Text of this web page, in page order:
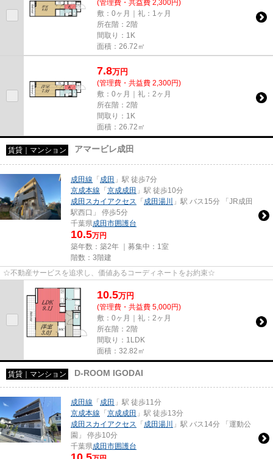
(管理費・共益費 2,300円)
敷：0ヶ月｜礼：1ヶ月
所在階：2階
間取り：1K
面積：26.72㎡
7.8万円
(管理費・共益費 2,300円)
敷：0ヶ月｜礼：2ヶ月
所在階：2階
間取り：1K
面積：26.72㎡
賃貸｜マンション アマービレ成田
成田線 「成田 」駅 徒歩7分
京成本線 「京成成田 」駅 徒歩10分
成田スカイアクセス
「成田湯川
」駅 バス15分 「JR成田
駅西口」 停歩5分
千葉県成田市囲護台
10.5万円
築年数：築2年 ｜募集中： 1室
階数：3階建
☆不動産サービスを追求し、価値あるコーディネートをお約束☆
10.5万円
(管理費・共益費 5,000円)
敷：0ヶ月｜礼：2ヶ月
所在階：2階
間取り：1LDK
面積：32.82㎡
賃貸｜マンション D-ROOM IGODAI
成田線 「成田 」駅 徒歩11分
京成本線 「京成成田 」駅 徒歩13分
成田スカイアクセス
「成田湯川
」駅 バス14分 「運動公
園」 停歩10分
千葉県成田市囲護台